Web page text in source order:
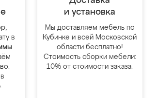
в
и установка
Мы доставляем мебель по
Кубинке и всей Московской
области бесплатно!
Стоимость сборки мебели:
10% от стоимости заказа.